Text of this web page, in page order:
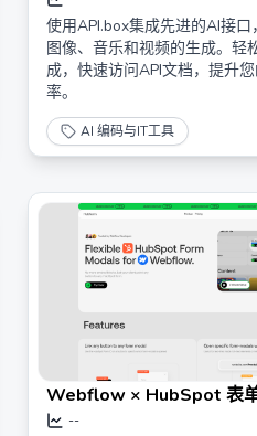
使用API.box集成先进的AI接
图像、音乐和视频的生成。轻
成，快速访问API文档，提升
率。
AI 编码与IT工具
Webflow × HubSpot 表
Hubform
--